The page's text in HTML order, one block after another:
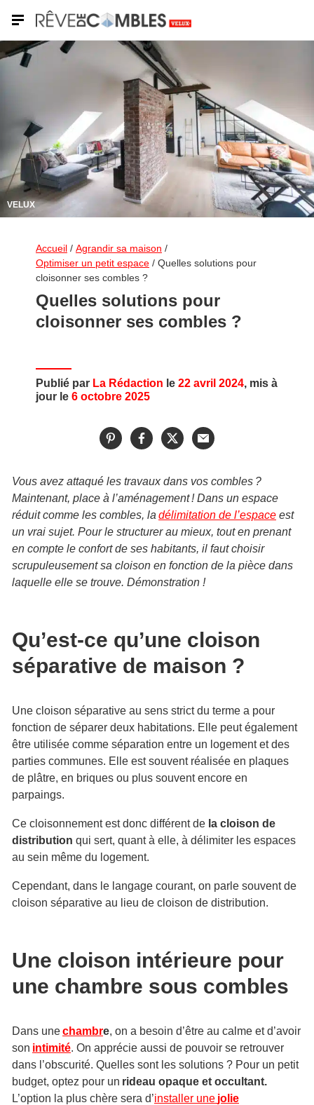
Accueil / Agrandir sa maison /
Optimiser un petit espace / Quelles solutions pour
cloisonner ses combles ?
Quelles solutions pour
cloisonner ses combles ?
Publié par La Rédaction le 22 avril 2024, mis à
jour le 6 octobre 2025
VELUX
Vous avez attaqué les travaux dans vos combles ?
Maintenant, place à l’aménagement ! Dans un espace
réduit comme les combles, la délimitation de l’espace est
un vrai sujet. Pour le structurer au mieux, tout en prenant
en compte le confort de ses habitants, il faut choisir
scrupuleusement sa cloison en fonction de la pièce dans
laquelle elle se trouve. Démonstration !
Qu’est-ce qu’une cloison
séparative de maison ?
Une cloison séparative au sens strict du terme a pour
fonction de séparer deux habitations. Elle peut également
être utilisée comme séparation entre un logement et des
parties communes. Elle est souvent réalisée en plaques
de plâtre, en briques ou plus souvent encore en
parpaings.
Ce cloisonnement est donc différent de la cloison de
distribution qui sert, quant à elle, à délimiter les espaces
au sein même du logement.
Cependant, dans le langage courant, on parle souvent de
cloison séparative au lieu de cloison de distribution.
Une cloison intérieure pour
une chambre sous combles
Dans unechambre, on a besoin d’être au calme et d’avoir
son intimité. On apprécie aussi de pouvoir se retrouver
dans l’obscurité. Quelles sont les solutions ? Pour un petit
budget, optez pour un rideau opaque et occultant.
L’option la plus chère sera d’installer une jolie